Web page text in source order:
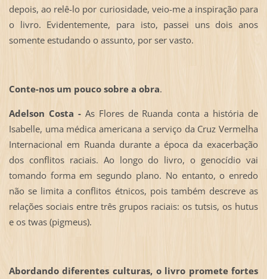
depois, ao relê-lo por curiosidade, veio-me a inspiração para
o livro. Evidentemente, para isto, passei uns dois anos
somente estudando o assunto, por ser vasto.
Conte-nos um pouco sobre a obra.
Adelson Costa -As Flores de Ruanda conta a história de
Isabelle, uma médica americana a serviço da Cruz Vermelha
Internacional em Ruanda durante a época da exacerbação
dos conflitos raciais. Ao longo do livro, o genocídio vai
tomando forma em segundo plano. No entanto, o enredo
não se limita a conflitos étnicos, pois também descreve as
relações sociais entre três grupos raciais: os tutsis, os hutus
e os twas (pigmeus).
Abordando diferentes culturas, o livro promete fortes